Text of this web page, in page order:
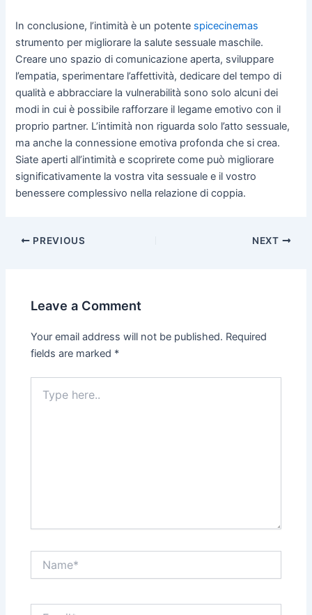
In conclusione, l’intimità è un potente spicecinemas
strumento per migliorare la salute sessuale maschile.
Creare uno spazio di comunicazione aperta, sviluppare
l’empatia, sperimentare l’affettività, dedicare del tempo di
qualità e abbracciare la vulnerabilità sono solo alcuni dei
modi in cui è possibile rafforzare il legame emotivo con il
proprio partner. L’intimità non riguarda solo l’atto sessuale,
ma anche la connessione emotiva profonda che si crea.
Siate aperti all’intimità e scoprirete come può migliorare
significativamente la vostra vita sessuale e il vostro
benessere complessivo nella relazione di coppia.
Post
PREVIOUS NEXT
Leave a Comment
Your email address will not be published. Required
fields are marked *
here..